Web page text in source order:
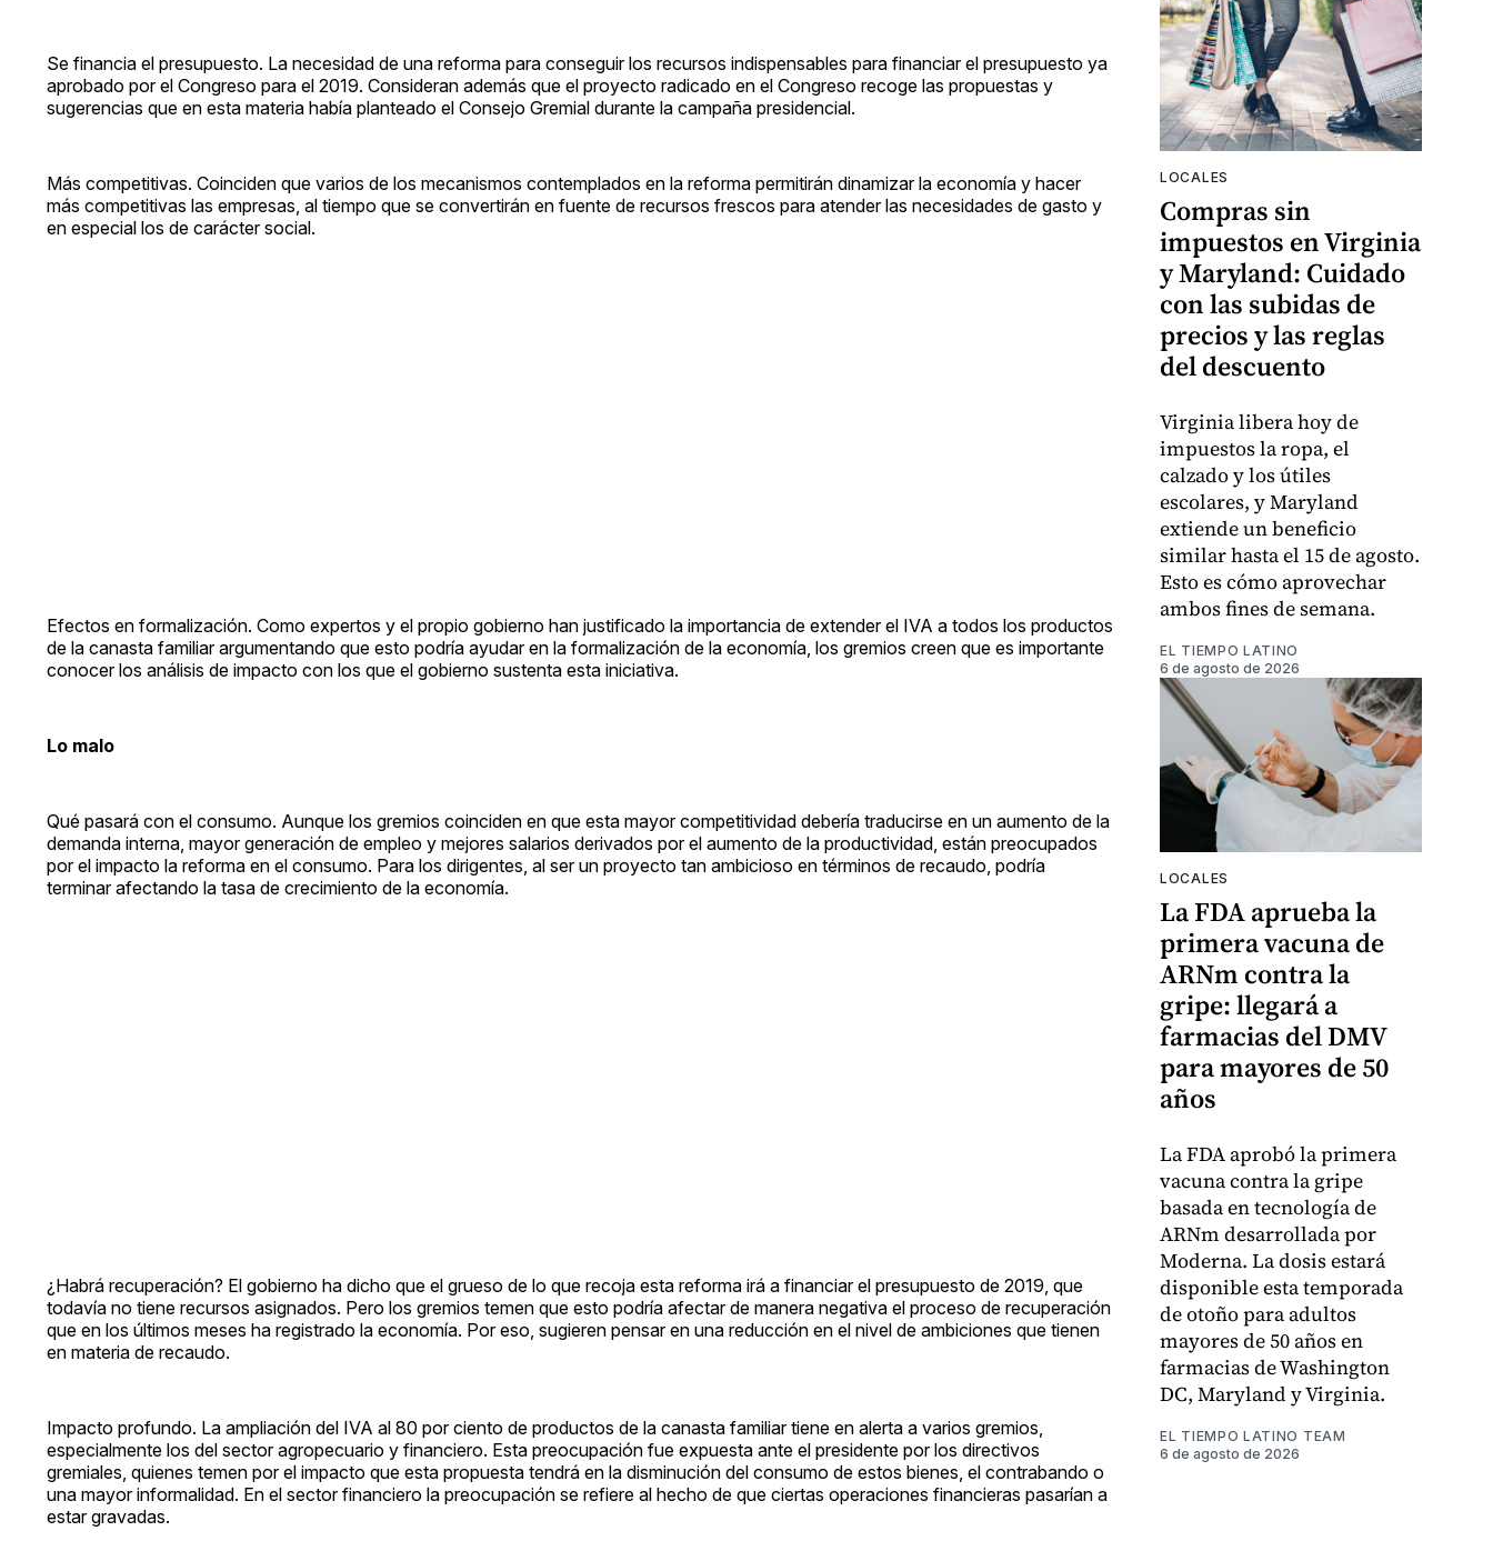
Se financia el presupuesto. La necesidad de una reforma para conseguir los recursos indispensables para financiar el presupuesto ya
aprobado por el Congreso para el 2019. Consideran además que el proyecto radicado en el Congreso recoge las propuestas y
sugerencias que en esta materia había planteado el Consejo Gremial durante la campaña presidencial.
Más competitivas. Coinciden que varios de los mecanismos contemplados en la reforma permitirán dinamizar la economía y hacer
más competitivas las empresas, al tiempo que se convertirán en fuente de recursos frescos para atender las necesidades de gasto y
en especial los de carácter social.
Efectos en formalización. Como expertos y el propio gobierno han justificado la importancia de extender el IVA a todos los productos
de la canasta familiar argumentando que esto podría ayudar en la formalización de la economía, los gremios creen que es importante
conocer los análisis de impacto con los que el gobierno sustenta esta iniciativa.
Lo malo
Qué pasará con el consumo. Aunque los gremios coinciden en que esta mayor competitividad debería traducirse en un aumento de la
demanda interna, mayor generación de empleo y mejores salarios derivados por el aumento de la productividad, están preocupados
por el impacto la reforma en el consumo. Para los dirigentes, al ser un proyecto tan ambicioso en términos de recaudo, podría
terminar afectando la tasa de crecimiento de la economía.
¿Habrá recuperación? El gobierno ha dicho que el grueso de lo que recoja esta reforma irá a financiar el presupuesto de 2019, que
todavía no tiene recursos asignados. Pero los gremios temen que esto podría afectar de manera negativa el proceso de recuperación
que en los últimos meses ha registrado la economía. Por eso, sugieren pensar en una reducción en el nivel de ambiciones que tienen
en materia de recaudo.
Impacto profundo. La ampliación del IVA al 80 por ciento de productos de la canasta familiar tiene en alerta a varios gremios,
especialmente los del sector agropecuario y financiero. Esta preocupación fue expuesta ante el presidente por los directivos
gremiales, quienes temen por el impacto que esta propuesta tendrá en la disminución del consumo de estos bienes, el contrabando o
una mayor informalidad. En el sector financiero la preocupación se refiere al hecho de que ciertas operaciones financieras pasarían a
estar gravadas.
LOCALES
Compras sin
impuestos en Virginia
y Maryland: Cuidado
con las subidas de
precios y las reglas
del descuento
Virginia libera hoy de
impuestos la ropa, el
calzado y los útiles
escolares, y Maryland
extiende un beneficio
similar hasta el 15 de agosto.
Esto es cómo aprovechar
ambos fines de semana.
EL TIEMPO LATINO
6 de agosto de 2026
LOCALES
La FDA aprueba la
primera vacuna de
ARNm contra la
gripe: llegará a
farmacias del DMV
para mayores de 50
años
La FDA aprobó la primera
vacuna contra la gripe
basada en tecnología de
ARNm desarrollada por
Moderna. La dosis estará
disponible esta temporada
de otoño para adultos
mayores de 50 años en
farmacias de Washington
DC, Maryland y Virginia.
EL TIEMPO LATINO TEAM
6 de agosto de 2026